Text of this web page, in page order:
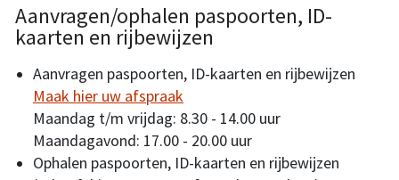
Aanvragen/ophalen paspoorten, ID-
kaarten en rijbewijzen
Aanvragen paspoorten, ID-kaarten en rijbewijzen
Maak hier uw afspraak
Maandag t/m vrijdag: 8.30 - 14.00 uur
Maandagavond: 17.00 - 20.00 uur
Ophalen paspoorten, ID-kaarten en rijbewijzen